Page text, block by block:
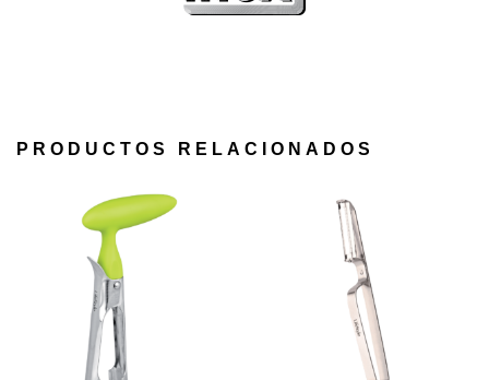
PRODUCTOS RELACIONADOS